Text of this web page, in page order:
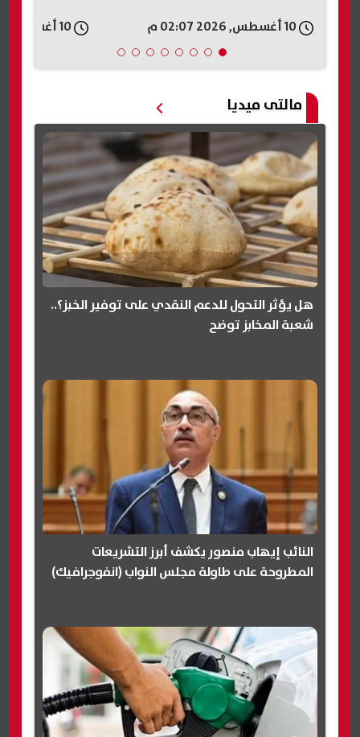
مالتى ميديا
هل يؤثر التحول للدعم النقدي على توفير الخبز؟..
شعبة المخابز توضح
النائب إيهاب منصور يكشف أبرز التشريعات
المطروحة على طاولة مجلس النواب (انفوجرافيك)